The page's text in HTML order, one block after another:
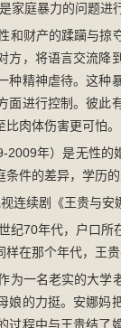
庭暴力的问题进
财产的蹂躏与掠
方，将语言交流降
种精神虐待。这种
进行控制。彼此
肉体伤害更可怕。
年）是无性的
件的差异，学历
续剧《王贵与安
70年代，户口所
在那个年代，王贵
一名老实的大学
娘的力挺。安娜妈
过程中与王贵结了